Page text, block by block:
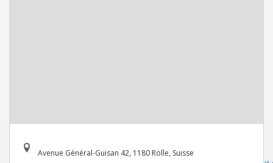
Avenue Général-Guisan 42, 1180 Rolle, Suisse